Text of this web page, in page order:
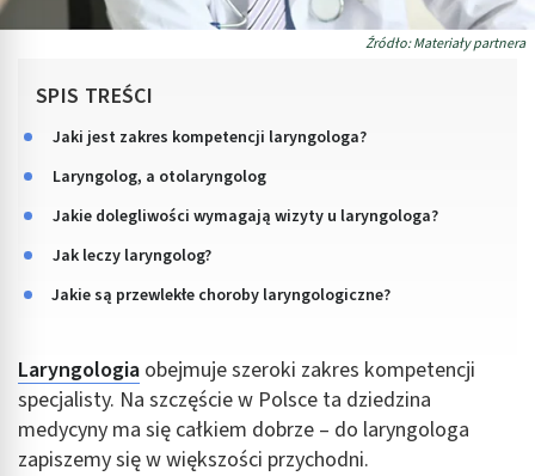
Źródło: Materiały partnera
SPIS TREŚCI
Jaki jest zakres kompetencji laryngologa?
Laryngolog, a otolaryngolog
Jakie dolegliwości wymagają wizyty u laryngologa?
Jak leczy laryngolog?
Jakie są przewlekłe choroby laryngologiczne?
Laryngologia obejmuje szeroki zakres kompetencji
specjalisty. Na szczęście w Polsce ta dziedzina
medycyny ma się całkiem dobrze – do laryngologa
zapiszemy się w większości przychodni.